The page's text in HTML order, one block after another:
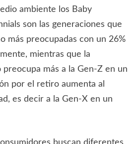
ambiente los Baby
son las generaciones que
más preocupadas con un 26%
mientras que la
más a la Gen-Z en un
por el retiro aumenta al
es decir a la Gen-X en un